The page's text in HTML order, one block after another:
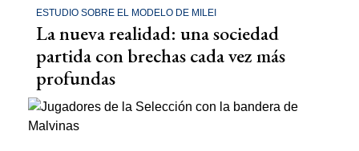
ESTUDIO SOBRE EL MODELO DE MILEI
La nueva realidad: una sociedad
partida con brechas cada vez más
profundas